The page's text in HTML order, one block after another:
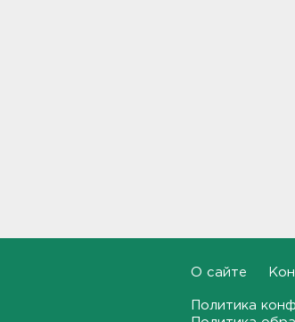
сняли с продажи энергетики
О сайте
Политика